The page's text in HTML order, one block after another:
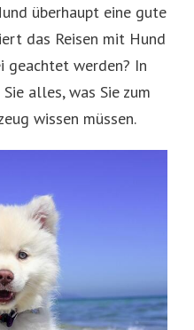
überhaupt eine gute
das Reisen mit Hund
geachtet werden? In
alles, was Sie zum
wissen müssen.